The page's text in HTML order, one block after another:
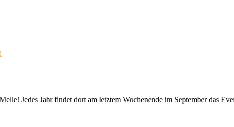
Jedes Jahr findet dort am letztem Wochenende im September das